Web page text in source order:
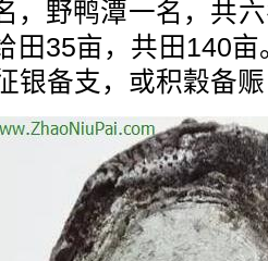
，野鸭潭一名，共
田35亩，共田140
银备支，或积穀备